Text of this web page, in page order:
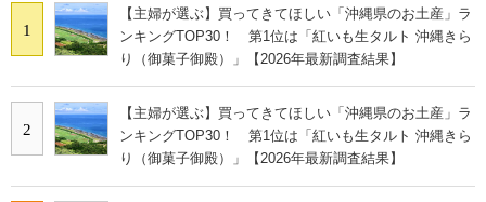
1
【主婦が選ぶ】買ってきてほしい「沖縄県のお土産」ラ
ンキングTOP30！ 第1位は「紅いも生タルト 沖縄きら
り（御菓子御殿）」【2026年最新調査結果】
2
【主婦が選ぶ】買ってきてほしい「沖縄県のお土産」ラ
ンキングTOP30！ 第1位は「紅いも生タルト 沖縄きら
り（御菓子御殿）」【2026年最新調査結果】